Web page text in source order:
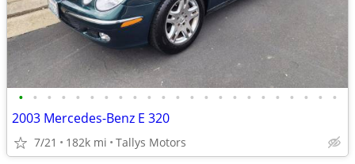
• • • • • • • • • • • • • • • • • • • • • • •
2003 Mercedes-Benz E 320
7/21 182k mi Tallys Motors